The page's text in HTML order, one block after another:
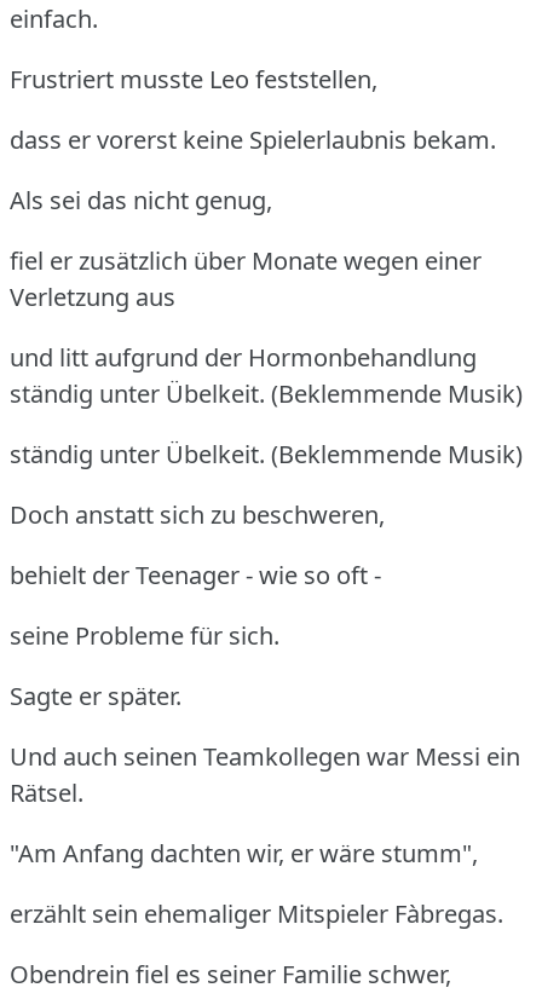
einfach.
Frustriert musste Leo feststellen,
dass er vorerst keine Spielerlaubnis bekam.
Als sei das nicht genug,
fiel er zusätzlich über Monate wegen einer
Verletzung aus
und litt aufgrund der Hormonbehandlung
ständig unter Übelkeit. (Beklemmende Musik)
ständig unter Übelkeit. (Beklemmende Musik)
Doch anstatt sich zu beschweren,
behielt der Teenager - wie so oft -
seine Probleme für sich.
Sagte er später.
Und auch seinen Teamkollegen war Messi ein
Rätsel.
"Am Anfang dachten wir, er wäre stumm",
erzählt sein ehemaliger Mitspieler Fàbregas.
Obendrein fiel es seiner Familie schwer,